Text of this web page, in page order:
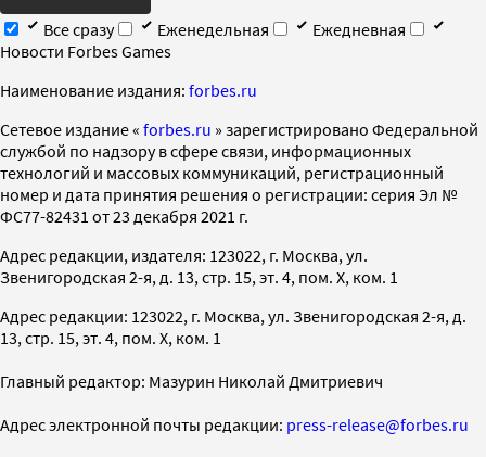
Все сразу
Еженедельная
Ежедневная
Новости Forbes Games
Наименование издания: forbes.ru
Cетевое издание « forbes.ru » зарегистрировано Федеральной
службой по надзору в сфере связи, информационных
технологий и массовых коммуникаций, регистрационный
номер и дата принятия решения о регистрации: серия Эл №
ФС77-82431 от 23 декабря 2021 г.
Адрес редакции, издателя: 123022, г. Москва, ул.
Звенигородская 2-я, д. 13, стр. 15, эт. 4, пом. X, ком. 1
Адрес редакции: 123022, г. Москва, ул. Звенигородская 2-я, д.
13, стр. 15, эт. 4, пом. X, ком. 1
Главный редактор: Мазурин Николай Дмитриевич
Адрес электронной почты редакции: press-release@forbes.ru